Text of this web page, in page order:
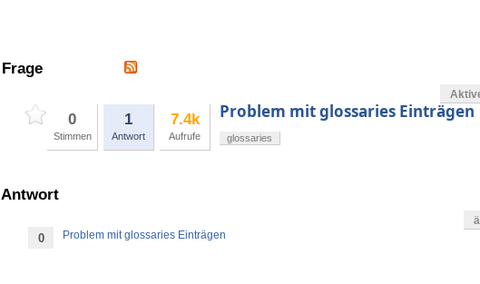
Frage
0
Stimmen
1
Antwort
7.4k
Aufrufe
Problem mit glossaries Einträgen
glossaries
Antwort
0 Problem mit glossaries Einträgen